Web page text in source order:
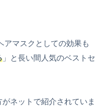
アマスクとしての効果も
」と長い間人気のベストセ
ネットで紹介されていま